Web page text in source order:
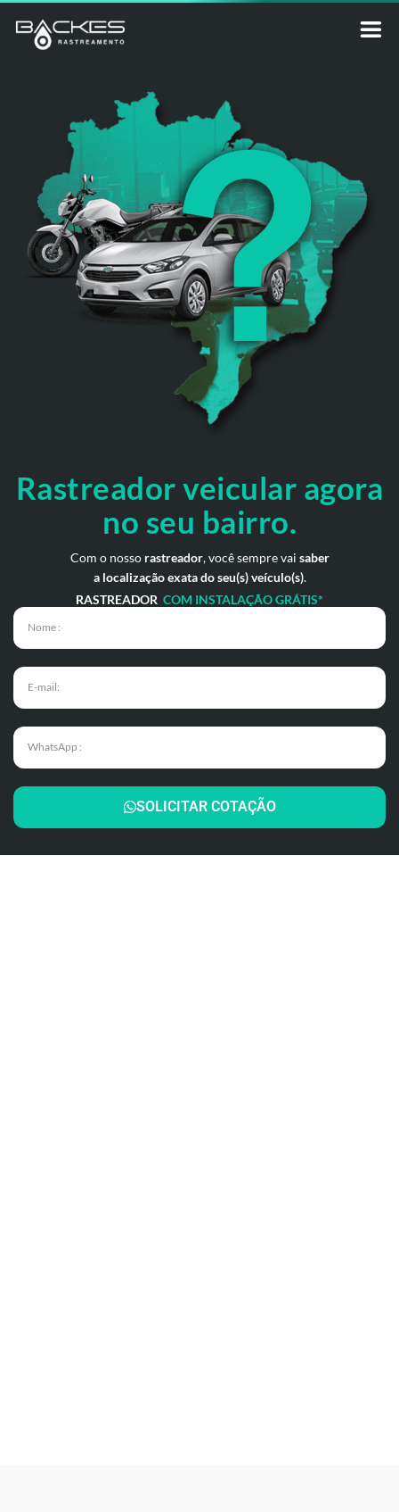
Rastreador veicular agora
no seu bairro.
Com o nosso rastreador, você sempre vai saber
a localização exata do seu(s) veículo(s).
RASTREADOR COM INSTALAÇÃO GRÁTIS*
SOLICITAR COTAÇÃO